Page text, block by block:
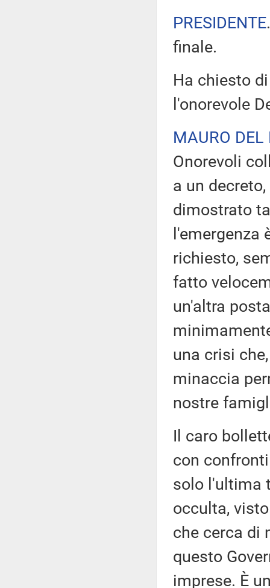
PRESIDENTE
finale.
Ha chiesto
l'onorevole
MAURO DEL
Onorevoli
a un
dimostrato
l'emergenza
richiesto,
fatto
un'altra
una crisi
minaccia
nostre
Il caro
con
solo l'ultima
occulta,
che cerca di
questo
imprese. È